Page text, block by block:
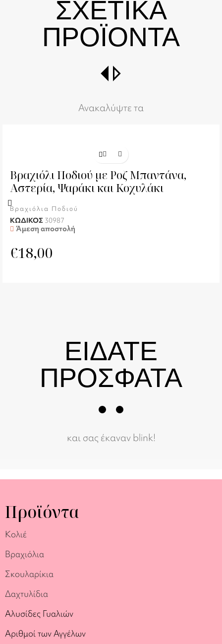
ΣΧΕΤΙΚΑ
ΠΡΟΪΟΝΤΑ
switch_right
Ανακαλύψτε τα
Βραχιόλι Ποδιού με Ροζ Μπαντάνα,
Αστερία, Ψαράκι και Κοχυλάκι
Βραχιόλια Ποδιού
ΚΩΔΙΚΟΣ 30987
Άμεση αποστολή
€18,00
ΕΙΔΑΤΕ
ΠΡΟΣΦΑΤΑ
και σας έκαναν blink!
Προϊόντα
Κολιέ
Βραχιόλια
Σκουλαρίκια
Δαχτυλίδια
Αλυσίδες Γυαλιών
Αριθμοί των Αγγέλων